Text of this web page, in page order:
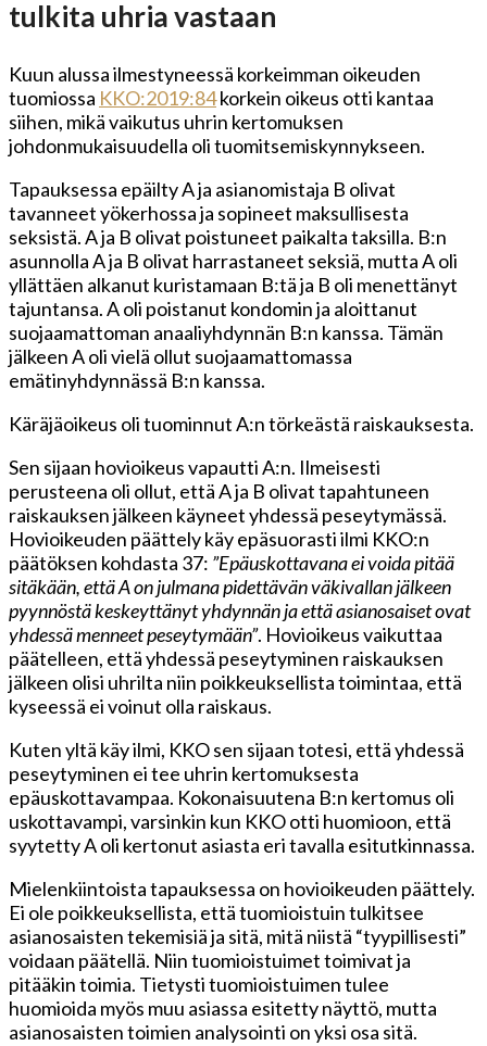
tulkita uhria vastaan
Kuun alussa ilmestyneessä korkeimman oikeuden
tuomiossa KKO:2019:84korkein oikeus otti kantaa
siihen, mikä vaikutus uhrin kertomuksen
johdonmukaisuudella oli tuomitsemiskynnykseen.
Tapauksessa epäilty A ja asianomistaja B olivat
tavanneet yökerhossa ja sopineet maksullisesta
seksistä. A ja B olivat poistuneet paikalta taksilla. B:n
asunnolla A ja B olivat harrastaneet seksiä, mutta A oli
yllättäen alkanut kuristamaan B:tä ja B oli menettänyt
tajuntansa. A oli poistanut kondomin ja aloittanut
suojaamattoman anaaliyhdynnän B:n kanssa. Tämän
jälkeen A oli vielä ollut suojaamattomassa
emätinyhdynnässä B:n kanssa.
Käräjäoikeus oli tuominnut A:n törkeästä raiskauksesta.
Sen sijaan hovioikeus vapautti A:n. Ilmeisesti
perusteena oli ollut, että A ja B olivat tapahtuneen
raiskauksen jälkeen käyneet yhdessä peseytymässä.
Hovioikeuden päättely käy epäsuorasti ilmi KKO:n
päätöksen kohdasta 37: ”Epäuskottavana ei voida pitää
sitäkään, että A on julmana pidettävän väkivallan jälkeen
pyynnöstä keskeyttänyt yhdynnän ja että asianosaiset ovat
yhdessä menneet peseytymään”. Hovioikeus vaikuttaa
päätelleen, että yhdessä peseytyminen raiskauksen
jälkeen olisi uhrilta niin poikkeuksellista toimintaa, että
kyseessä ei voinut olla raiskaus.
Kuten yltä käy ilmi, KKO sen sijaan totesi, että yhdessä
peseytyminen ei tee uhrin kertomuksesta
epäuskottavampaa. Kokonaisuutena B:n kertomus oli
uskottavampi, varsinkin kun KKO otti huomioon, että
syytetty A oli kertonut asiasta eri tavalla esitutkinnassa.
Mielenkiintoista tapauksessa on hovioikeuden päättely.
Ei ole poikkeuksellista, että tuomioistuin tulkitsee
asianosaisten tekemisiä ja sitä, mitä niistä “tyypillisesti”
voidaan päätellä. Niin tuomioistuimet toimivat ja
pitääkin toimia. Tietysti tuomioistuimen tulee
huomioida myös muu asiassa esitetty näyttö, mutta
asianosaisten toimien analysointi on yksi osa sitä.